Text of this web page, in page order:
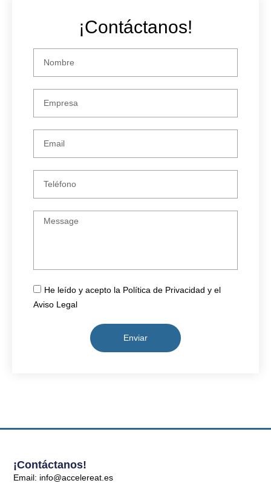
¡Contáctanos!
He leído y acepto la Política de Privacidad y el
Aviso Legal
Enviar
¡Contáctanos!
Email: info@accelereat.es